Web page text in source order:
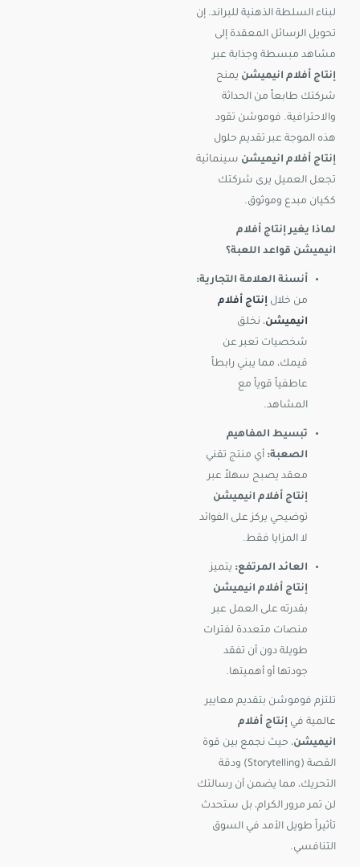
لبناء السلطة الذهنية للبراند. إن
تحويل الرسائل المعقدة إلى
مشاهد مبسطة وجذابة عبر
إنتاج أفلام انيميشن يمنح
شركتك طابعاً من الحداثة
والاحترافية. فوموشن تقود
هذه الموجة عبر تقديم حلول
إنتاج أفلام انيميشن سينمائية
تجعل العميل يرى شركتك
ككيان مبدع وموثوق.
لماذا يغير إنتاج أفلام
انيميشن قواعد اللعبة؟
أنسنة العلامة التجارية:
من خلال إنتاج أفلام
انيميشن، نخلق
شخصيات تعبر عن
قيمك، مما يبني رابطاً
عاطفياً قوياً مع
المشاهد.
تبسيط المفاهيم
الصعبة: أي منتج تقني
معقد يصبح سهلاً عبر
إنتاج أفلام انيميشن
توضيحي يركز على الفوائد
لا المزايا فقط.
العائد المرتفع: يتميز
إنتاج أفلام انيميشن
بقدرته على العمل عبر
منصات متعددة لفترات
طويلة دون أن تفقد
جودتها أو أهميتها.
تلتزم فوموشن بتقديم معايير
عالمية في إنتاج أفلام
انيميشن، حيث نجمع بين قوة
القصة (Storytelling) ودقة
التحريك، مما يضمن أن رسالتك
لن تمر مرور الكرام، بل ستحدث
تأثيراً طويل الأمد في السوق
التنافسي.